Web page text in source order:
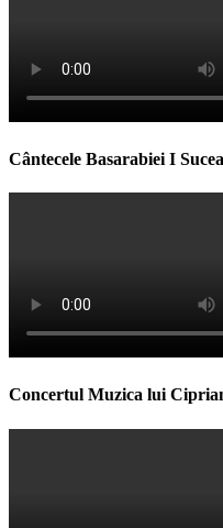
Cântecele Basarabiei I
Concertul Muzica lui